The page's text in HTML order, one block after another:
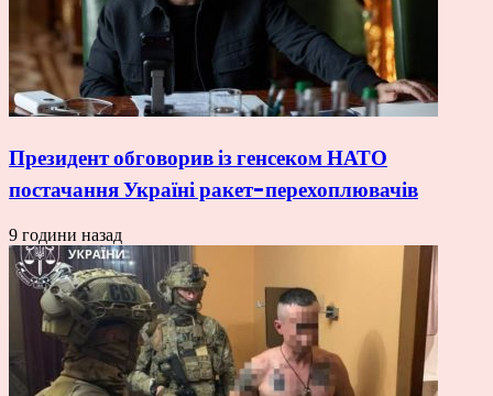
Президент обговорив із генсеком НАТО
постачання Україні ракет-перехоплювачів
9 години назад